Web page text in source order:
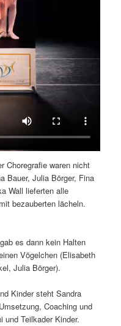
Choregrafie waren nicht
Bauer, Julia Börger, Fina
Wall lieferten alle
bezauberten lächeln.
es dann kein Halten
Vögelchen (Elisabeth
Julia Börger).
Kinder steht Sandra
Coaching und
Teilkader Kinder.